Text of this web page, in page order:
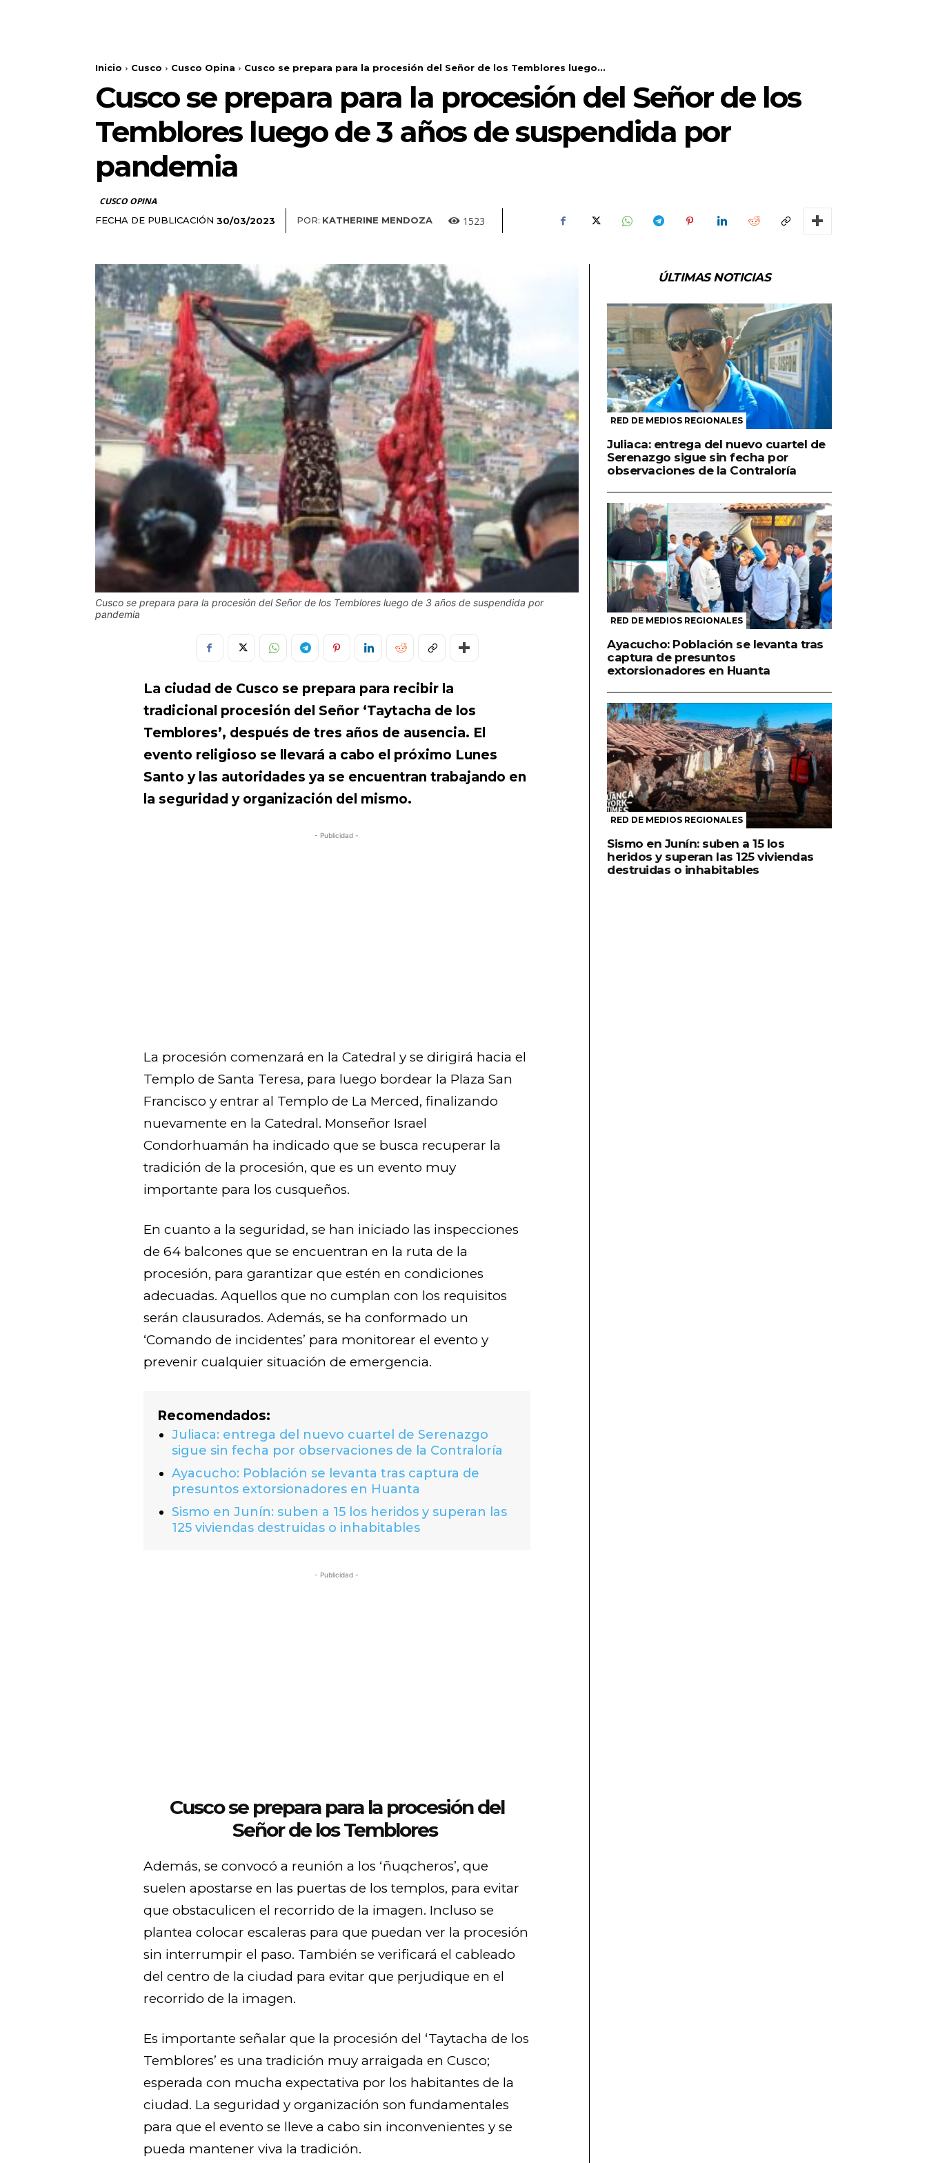
Inicio Cusco Cusco Opina Cusco se prepara para la procesión del Señor de los Temblores luego...
Cusco se prepara para la procesión del Señor de los
Temblores luego de 3 años de suspendida por
pandemia
CUSCO OPINA
FECHA DE PUBLICACIÓN 30/03/2023 POR: KATHERINE MENDOZA 1523
Cusco se prepara para la procesión del Señor de los Temblores luego de 3 años de suspendida por
pandemia
La ciudad de Cusco se prepara para recibir la
tradicional procesión del Señor ‘Taytacha de los
Temblores’, después de tres años de ausencia. El
evento religioso se llevará a cabo el próximo Lunes
Santo y las autoridades ya se encuentran trabajando en
la seguridad y organización del mismo.
- Publicidad -
La procesión comenzará en la Catedral y se dirigirá hacia el
Templo de Santa Teresa, para luego bordear la Plaza San
Francisco y entrar al Templo de La Merced, finalizando
nuevamente en la Catedral. Monseñor Israel
Condorhuamán ha indicado que se busca recuperar la
tradición de la procesión, que es un evento muy
importante para los cusqueños.
En cuanto a la seguridad, se han iniciado las inspecciones
de 64 balcones que se encuentran en la ruta de la
procesión, para garantizar que estén en condiciones
adecuadas. Aquellos que no cumplan con los requisitos
serán clausurados. Además, se ha conformado un
‘Comando de incidentes’ para monitorear el evento y
prevenir cualquier situación de emergencia.
Recomendados:
Juliaca: entrega del nuevo cuartel de Serenazgo
sigue sin fecha por observaciones de la Contraloría
Ayacucho: Población se levanta tras captura de
presuntos extorsionadores en Huanta
Sismo en Junín: suben a 15 los heridos y superan las
125 viviendas destruidas o inhabitables
- Publicidad -
Cusco se prepara para la procesión del
Señor de los Temblores
Además, se convocó a reunión a los ‘ñuqcheros’, que
suelen apostarse en las puertas de los templos, para evitar
que obstaculicen el recorrido de la imagen. Incluso se
plantea colocar escaleras para que puedan ver la procesión
sin interrumpir el paso. También se verificará el cableado
del centro de la ciudad para evitar que perjudique en el
recorrido de la imagen.
Es importante señalar que la procesión del ‘Taytacha de los
Temblores’ es una tradición muy arraigada en Cusco;
esperada con mucha expectativa por los habitantes de la
ciudad. La seguridad y organización son fundamentales
para que el evento se lleve a cabo sin inconvenientes y se
pueda mantener viva la tradición.
ÚLTIMAS NOTICIAS
RED DE MEDIOS REGIONALES
Juliaca: entrega del nuevo cuartel de
Serenazgo sigue sin fecha por
observaciones de la Contraloría
RED DE MEDIOS REGIONALES
Ayacucho: Población se levanta tras
captura de presuntos
extorsionadores en Huanta
RED DE MEDIOS REGIONALES
Sismo en Junín: suben a 15 los
heridos y superan las 125 viviendas
destruidas o inhabitables